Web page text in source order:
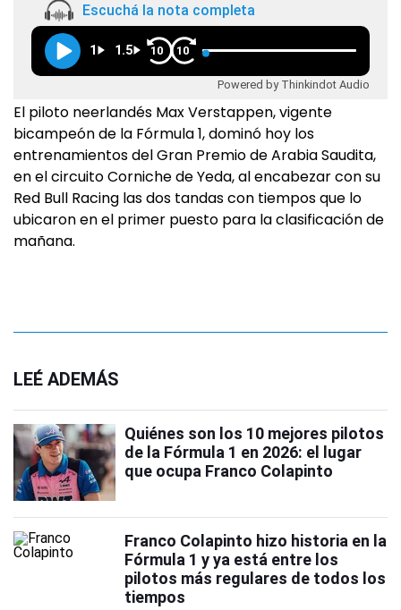
Escuchá la nota completa
1 1.5 10 10
Powered by Thinkindot Audio
El piloto neerlandés Max Verstappen, vigente
bicampeón de la Fórmula 1, dominó hoy los
entrenamientos del Gran Premio de Arabia Saudita,
en el circuito Corniche de Yeda, al encabezar con su
Red Bull Racing las dos tandas con tiempos que lo
ubicaron en el primer puesto para la clasificación de
mañana.
LEÉ ADEMÁS
Quiénes son los 10 mejores pilotos
de la Fórmula 1 en 2026: el lugar
que ocupa Franco Colapinto
Franco Colapinto hizo historia en la
Fórmula 1 y ya está entre los
pilotos más regulares de todos los
tiempos